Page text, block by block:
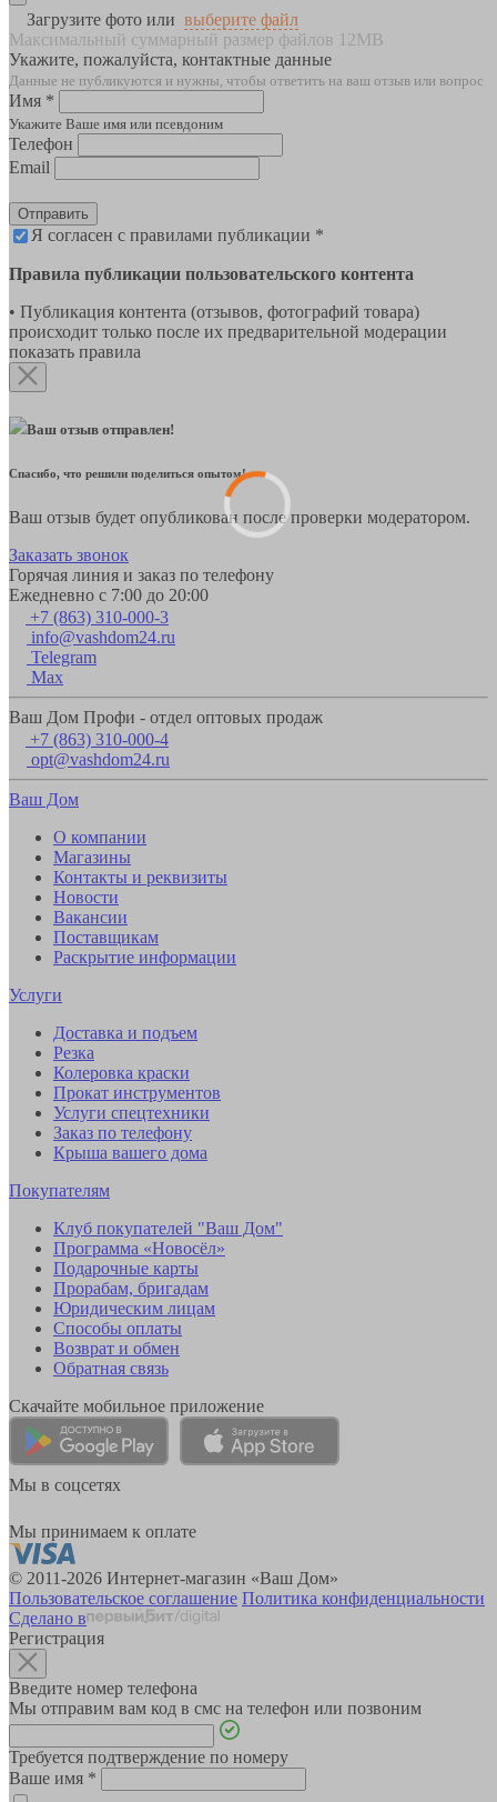
Загрузите фото или выберите файл
Максимальный суммарный размер файлов 12MB
Укажите, пожалуйста, контактные данные
Данные не публикуются и нужны, чтобы ответить на ваш отзыв или вопрос
Имя *
Укажите Ваше имя или псевдоним
Телефон
Email
Отправить
Я согласен с правилами публикации *
Правила публикации пользовательского контента
• Публикация контента (отзывов, фотографий товара)
происходит только после их предварительной модерации
показать правила
Ваш отзыв отправлен!
Спасибо, что решили поделиться опытом!
Ваш отзыв будет опубликован после проверки модератором.
Заказать звонок
Горячая линия и заказ по телефону
Ежедневно с 7:00 до 20:00
+7 (863) 310-000-3
info@vashdom24.ru
Telegram
Max
Ваш Дом Профи - отдел оптовых продаж
+7 (863) 310-000-4
opt@vashdom24.ru
Ваш Дом
О компании
Магазины
Контакты и реквизиты
Новости
Вакансии
Поставщикам
Раскрытие информации
Услуги
Доставка и подъем
Резка
Колеровка краски
Прокат инструментов
Услуги спецтехники
Заказ по телефону
Крыша вашего дома
Покупателям
Клуб покупателей "Ваш Дом"
Программа «Новосёл»
Подарочные карты
Прорабам, бригадам
Юридическим лицам
Способы оплаты
Возврат и обмен
Обратная связь
Скачайте мобильное приложение
Мы в соцсетях
Мы принимаем к оплате
© 2011-2026 Интернет-магазин «Ваш Дом»
Пользовательское соглашение Политика конфиденциальности
Сделано в
Регистрация
Введите номер телефона
Мы отправим вам код в смс на телефон или позвоним
Требуется подтверждение по номеру
Ваше имя *